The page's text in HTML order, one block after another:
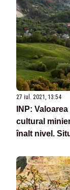
27 iul. 2021, 13:54
INP:
cultural
înalt nivel.